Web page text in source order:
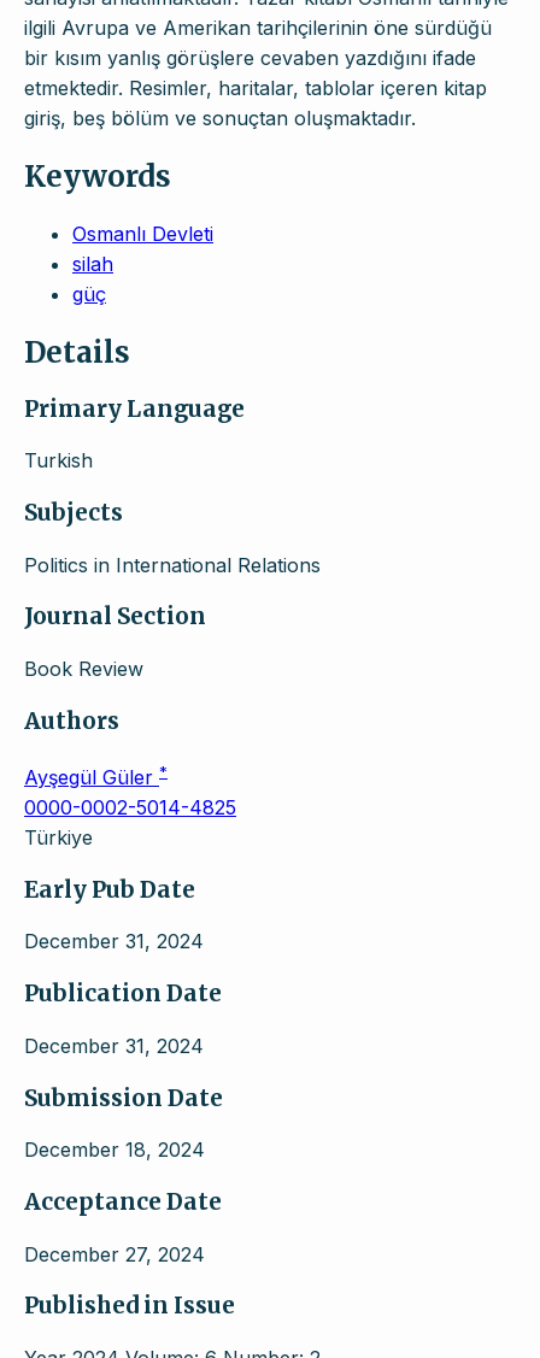
ilgili Avrupa ve Amerikan tarihçilerinin öne sürdüğü
bir kısım yanlış görüşlere cevaben yazdığını ifade
etmektedir. Resimler, haritalar, tablolar içeren kitap
giriş, beş bölüm ve sonuçtan oluşmaktadır.
Keywords
Osmanlı Devleti
silah
güç
Details
Primary Language
Turkish
Subjects
Politics in International Relations
Journal Section
Book Review
Authors
Ayşegül Güler *
0000-0002-5014-4825
Türkiye
Early Pub Date
December 31, 2024
Publication Date
December 31, 2024
Submission Date
December 18, 2024
Acceptance Date
December 27, 2024
Published in Issue